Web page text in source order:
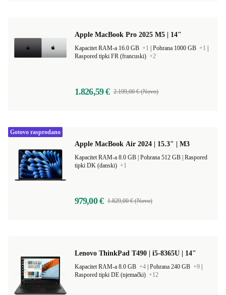
Apple MacBook Pro 2025 M5 | 14"
Kapacitet RAM-a 16.0 GB +1 Pohrana 1000 GB +1
Raspored tipki FR (francuski) +2
1.826,59 € 2.199,00 € (Novo)
Apple MacBook Air 2024 | 15.3" | M3
Raspored
tipki DK (danski) +1
979,00 € 1.829,00 € (Novo)
Gotovo rasprodano
Lenovo ThinkPad T490 | i5-8365U | 14"
Kapacitet RAM-a 8.0 GB +4 Pohrana 240 GB +9
Raspored tipki DE (njemački) +12